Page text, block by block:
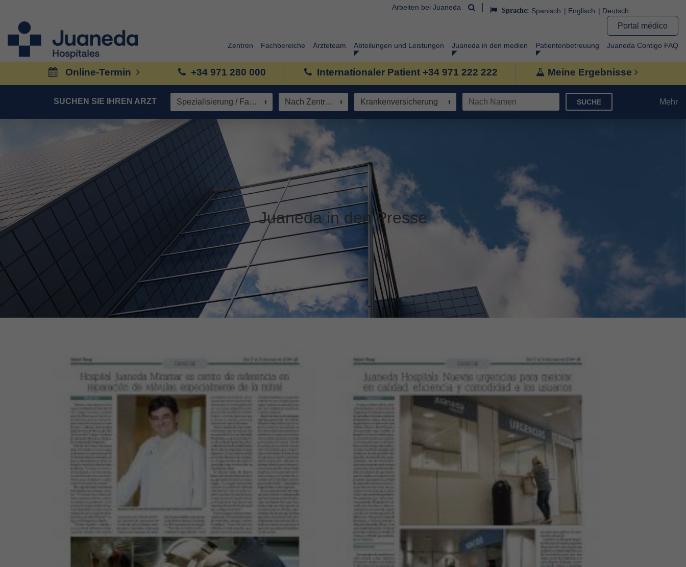
Arbeiten bei Juaneda Sprache: Spanisch Englisch Deutsch
Portal médico
Zentren Fachbereiche Ärzteteam Abteilungen und Leistungen Juaneda in den medien Patientenbetreuung Juaneda Contigo FAQ
Online-Termin +34 971 280 000 Internationaler Patient +34 971 222 222 Meine Ergebnisse
SUCHEN SIE IHREN ARZT Spezialisierung / Fachbereich Nach Zentrum Krankenversicherung SUCHE Mehr
Juaneda in den Presse